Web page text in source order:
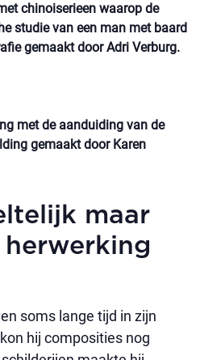
chinoiserieen waarop de
studie van een man met baard
gemaakt door Adri Verburg.
met de aanduiding van de
gemaakt door Karen
maar
soms lange tijd in zijn
hij composities nog